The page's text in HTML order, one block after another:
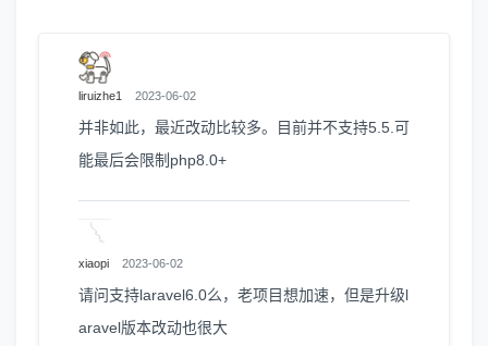
liruizhe1 2023-06-02
并非如此，最近改动比较多。目前并不支持5.5.可
能最后会限制php8.0+
xiaopi 2023-06-02
请问支持laravel6.0么，老项目想加速，但是升级l
aravel版本改动也很大